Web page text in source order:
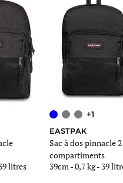
litres
+1
EASTPAK
Sac à dos pinnacle 2
compartiments
39cm -0,7 kg- 39